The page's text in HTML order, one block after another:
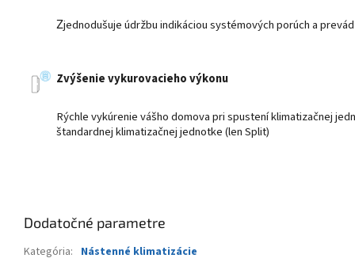
Zjednodušuje údržbu indikáciou systémových porúch a
Zvýšenie vykurovacieho výkonu
Rýchle vykúrenie vášho domova pri spustení klimatizačnej
štandardnej klimatizačnej jednotke (len Split)
Dodatočné parametre
Kategória: Nástenné klimatizácie